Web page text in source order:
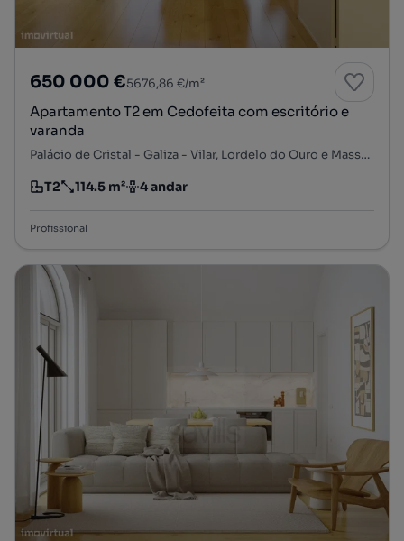
650 000 €5676,86 €/m²
Apartamento T2 em Cedofeita com escritório e
varanda
Palácio de Cristal - Galiza - Vilar, Lordelo do Ouro e Massarelos, Porto, Porto
Tipologia
T2
Preço por metro quadrado
114.5 m²
Andar 4 andar
Profissional